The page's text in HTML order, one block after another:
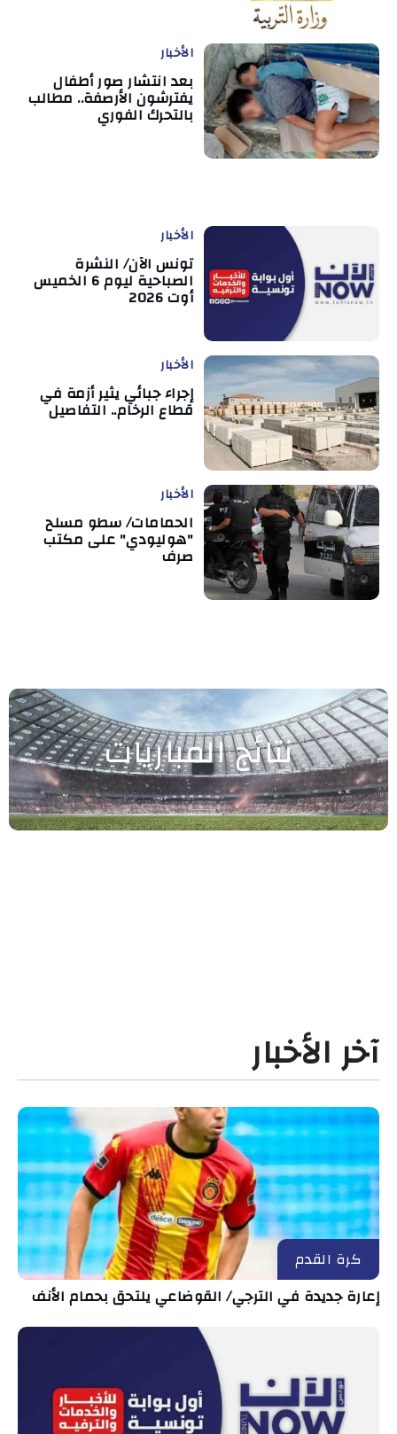
الأخبار
بعد انتشار صور أطفال
يفترشون الأرصفة.. مطالب
بالتحرك الفوري
الأخبار
تونس الآن/ النشرة
الصباحية ليوم 6 الخميس
أوت 2026
الأخبار
إجراء جبائي يثير أزمة في
قطاع الرخام.. التفاصيل
الأخبار
الحمامات/ سطو مسلح
"هوليودي" على مكتب
صرف
نتائج المباريات
آخر الأخبار
كرة القدم
إعارة جديدة في الترجي/ القوضاعي يلتحق بحمام الأنف